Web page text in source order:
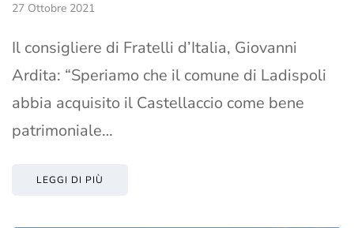
27 Ottobre 2021
Il consigliere di Fratelli d’Italia, Giovanni
Ardita: “Speriamo che il comune di Ladispoli
abbia acquisito il Castellaccio come bene
patrimoniale…
LEGGI DI PIÙ